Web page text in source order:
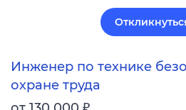
Инженер по технике
охране труда